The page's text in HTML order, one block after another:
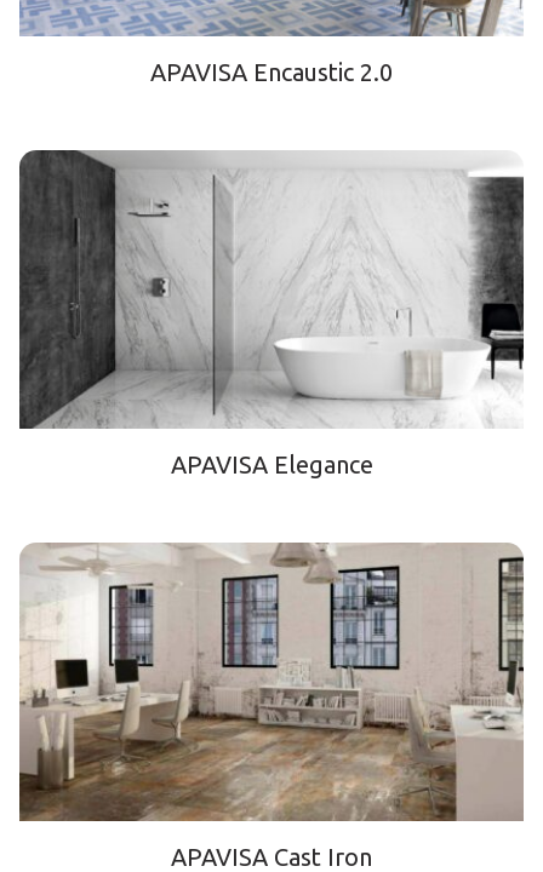
APAVISA Encaustic 2.0
APAVISA Elegance
APAVISA Cast Iron